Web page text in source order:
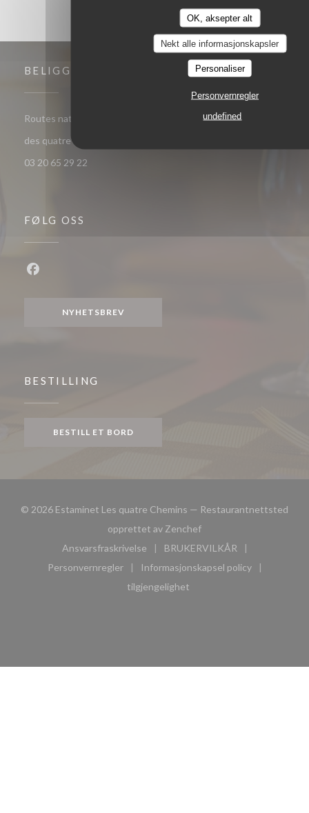
OK, aksepter alt
Nekt alle informasjonskapsler
Personaliser
Personvernregler
undefined
BELIGGENHET
Routes nationales les quatre chemins, 59134 Herlies - Route
des quatre chemins 59134 Herlies
03 20 65 29 22
FØLG OSS
NYHETSBREV
BESTILLING
BESTILL ET BORD
© 2026 Estaminet Les quatre Chemins — Restaurantnettsted
opprettet av Zenchef((åpner i et nytt vindu))
Ansvarsfraskrivelse
((åpner i et nytt vindu))
BRUKERVILKÅR
((åpner i et nytt vindu))
Personvernregler
((åpner i et nytt vindu))
Informasjonskapsel policy
((åpner i et nytt vindu))
tilgjengelighet
((åpner i et nytt vindu))